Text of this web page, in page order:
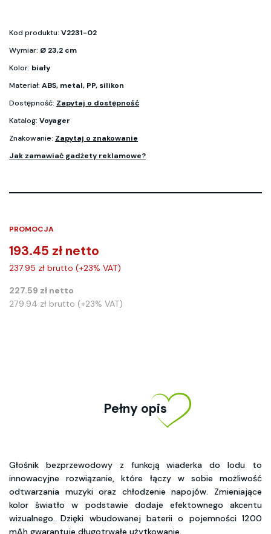
Kod produktu: V2231-02
Wymiar: Ø 23,2 cm
Kolor: biały
Materiał: ABS, metal, PP, silikon
Dostępność: Zapytaj o dostępność
Katalog: Voyager
Znakowanie: Zapytaj o znakowanie
Jak zamawiać gadżety reklamowe?
PROMOCJA
193.45 zł netto
237.95 zł brutto (+23% VAT)
227.59 zł netto
279.94 zł brutto (+23% VAT)
Pełny opis
Głośnik bezprzewodowy z funkcją wiaderka do lodu to
innowacyjne rozwiązanie, które łączy w sobie możliwość
odtwarzania muzyki oraz chłodzenie napojów. Zmieniające
kolor światło w podstawie dodaje efektownego akcentu
wizualnego. Dzięki wbudowanej baterii o pojemności 1200
mAh gwarantuje długotrwałe użytkowanie.